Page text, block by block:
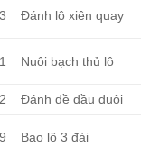
Đánh lô xiên quay
Nuôi bạch thủ lô
Đánh đề đầu đuôi
Bao lô 3 đài